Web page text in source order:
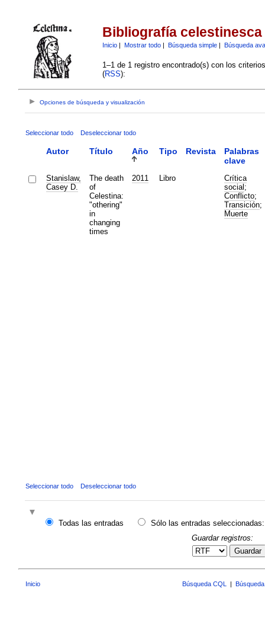
Bibliografía celestinesca
Inicio| Mostrar todo| Búsqueda simple| Búsqueda
1–1 de 1 registro encontrado(s) con los
(RSS):
Opciones de búsqueda y visualización
Seleccionar todo Deseleccionar todo
Autor Título Año Tipo Revista
Palabras
clave
Stanislaw,
Casey D.
The death
of
Celestina:
"othering"
in
changing
times
2011 Libro
Crítica
social ;
Conflicto;
Transición;
Muerte
Seleccionar todo Deseleccionar todo
Todas las entradas
Sólo las entradas seleccionadas:
Guardar registros:
Guardar
Inicio Búsqueda CQL